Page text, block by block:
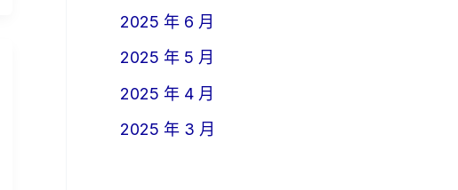
2025 年 6 月
2025 年 5 月
2025 年 4 月
2025 年 3 月